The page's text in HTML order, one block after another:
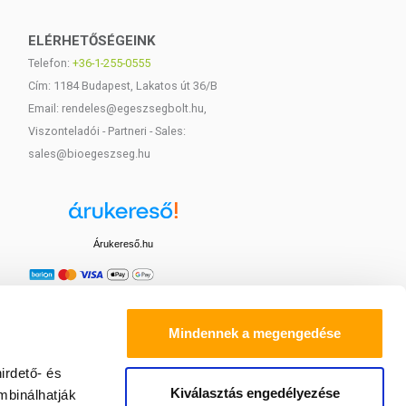
és
Mindennek a megengedése
Kiválasztás engedélyezése
ELÉRHETŐSÉGEINK
Telefon: +36-1-255-0555
Cím: 1184 Budapest, Lakatos út 36/B
Email: rendeles@egeszsegbolt.hu,
Viszonteladói - Partneri - Sales:
sales@bioegeszseg.hu
Árukereső.hu